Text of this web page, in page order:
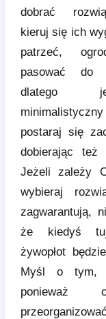
dobrać
kieruj się ich
patrzeć,
pasować do
dlatego
postaraj się
dobierając też
Jeżeli zależy
wybieraj
zagwarantują,
że kiedyś
żywopłot
Myśl o
ponieważ